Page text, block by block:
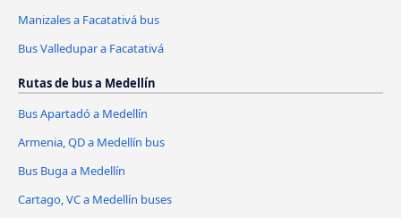
Manizales a Facatativá bus
Bus Valledupar a Facatativá
Rutas de bus a Medellín
Bus Apartadó a Medellín
Armenia, QD a Medellín bus
Bus Buga a Medellín
Cartago, VC a Medellín buses